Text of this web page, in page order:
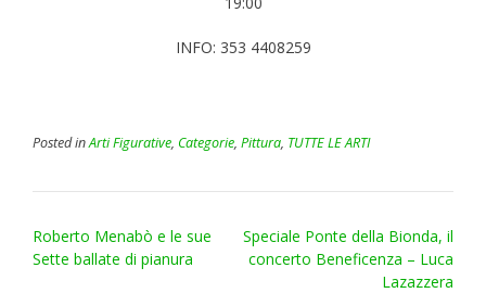
INFO: 353 4408259
Posted inArti Figurative, Categorie, Pittura, TUTTE LE ARTI
Post
navigation
Roberto Menabò e le sue
Sette ballate di pianura
Speciale Ponte della Bionda, il
concerto Beneficenza – Luca
Lazazzera